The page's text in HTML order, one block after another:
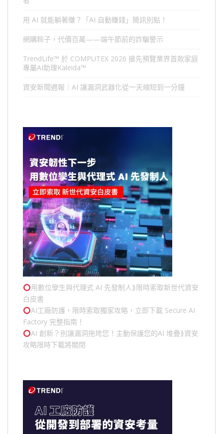
用 AI 就能躺著賺？「AI 自動賺錢」簡訊別點！
網購粽子，代價百萬——端午節前的詐騙警示
TrendLife™ 於 COMPUTEX 2026 搶先預覽業界首款家庭
專屬AI助理Kaleida™
資安新聞週報｜AI 讓漏洞武器化從一天縮短到一分鐘
用數位孿生與代理式 AI 先發制人⟫限時索取新世代資安
白皮書
AI工廠防護，限時索取獨家攻略，立即下載 Secure AI
Factory 完整指南！
AI 創新？別讓漏洞拖垮您！主動保護您的AI 堆疊⟫資安
攻略限時下載將關閉